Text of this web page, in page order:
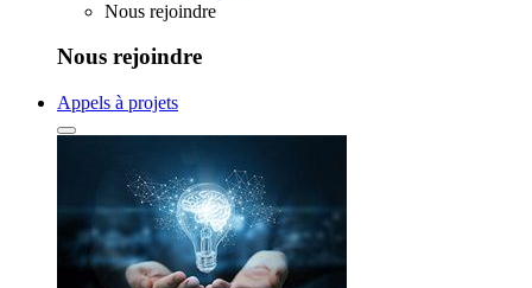
Nous rejoindre
Nous rejoindre
Appels à projets